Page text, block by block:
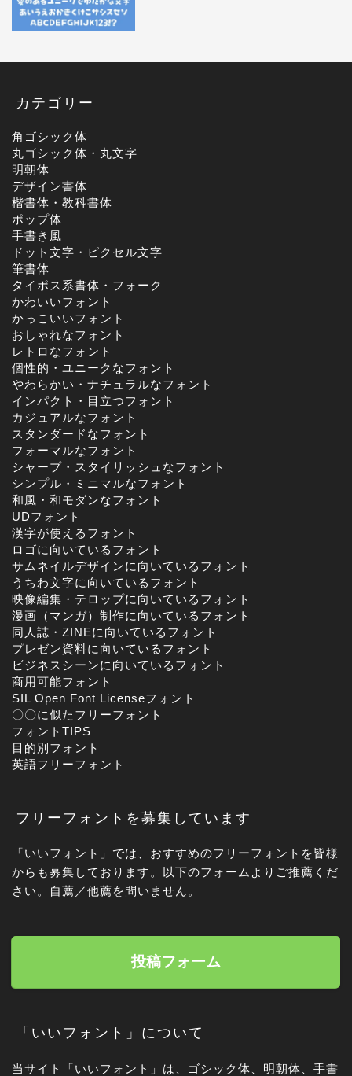
カテゴリー
角ゴシック体
丸ゴシック体・丸文字
明朝体
デザイン書体
楷書体・教科書体
ポップ体
手書き風
ドット文字・ピクセル文字
筆書体
タイポス系書体・フォーク
かわいいフォント
かっこいいフォント
おしゃれなフォント
レトロなフォント
個性的・ユニークなフォント
やわらかい・ナチュラルなフォント
インパクト・目立つフォント
カジュアルなフォント
スタンダードなフォント
フォーマルなフォント
シャープ・スタイリッシュなフォント
シンプル・ミニマルなフォント
和風・和モダンなフォント
UDフォント
漢字が使えるフォント
ロゴに向いているフォント
サムネイルデザインに向いているフォント
うちわ文字に向いているフォント
映像編集・テロップに向いているフォント
漫画（マンガ）制作に向いているフォント
同人誌・ZINEに向いているフォント
プレゼン資料に向いているフォント
ビジネスシーンに向いているフォント
商用可能フォント
SIL Open Font Licenseフォント
〇〇に似たフリーフォント
フォントTIPS
目的別フォント
英語フリーフォント
フリーフォントを募集しています
「いいフォント」では、おすすめのフリーフォントを皆様
からも募集しております。以下のフォームよりご推薦くだ
さい。自薦／他薦を問いません。
投稿フォーム
「いいフォント」について
当サイト「いいフォント」は、ゴシック体、明朝体、手書